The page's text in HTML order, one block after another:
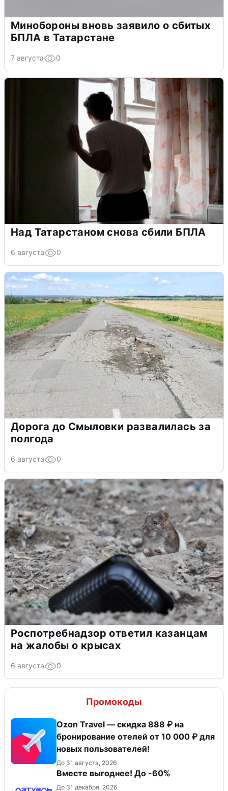
Минобороны вновь заявило о сбитых
БПЛА в Татарстане
7 августа 0
Над Татарстаном снова сбили БПЛА
6 августа 0
Дорога до Смыловки развалилась за
полгода
6 августа 0
Роспотребнадзор ответил казанцам
на жалобы о крысах
6 августа 0
Промокоды
Ozon Travel — скидка 888 ₽ на
бронирование отелей от 10 000 ₽ для
новых пользователей!
До 31 августа, 2026
Вместе выгоднее! До -60%
До 31 декабря, 2026